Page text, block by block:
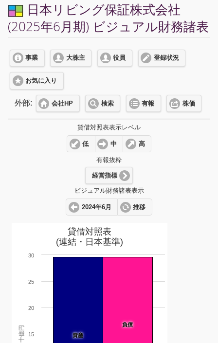
日本リビング保証株式会社
(2025年6月期) ビジュアル財務諸表
事業 大株主 役員 登録状況
お気に入り
外部: 会社HP 検索 有報 株価
貸借対照表表示レベル
低 中 高
有報抜粋
経営指標
ビジュアル財務諸表表示
2024年6月 推移
十億円
貸借対照表
(連結・日本基準)
資産
負債
15
20
25
30